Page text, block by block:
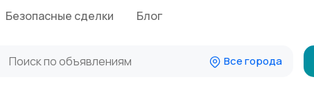
Безопасные сделки Блог
Все города